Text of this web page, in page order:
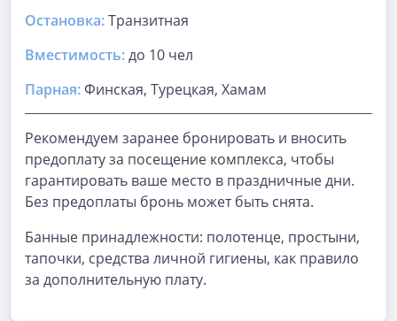
Остановка:Транзитная
Вместимость:до 10 чел
Парная:Финская, Турецкая, Хамам
Рекомендуем заранее бронировать и вносить
предоплату за посещение комплекса, чтобы
гарантировать ваше место в праздничные дни.
Без предоплаты бронь может быть снята.
Банные принадлежности: полотенце, простыни,
тапочки, средства личной гигиены, как правило
за дополнительную плату.